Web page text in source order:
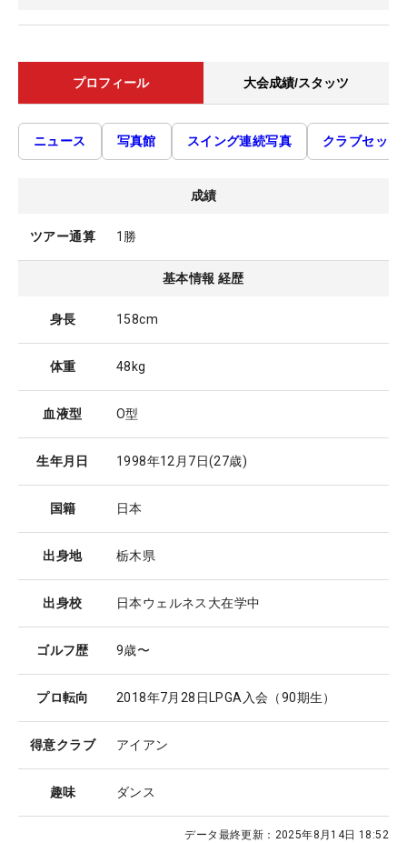
プロフィール 大会成績/スタッツ
ニュース 写真館 スイング連続写真 クラブセッテ
成績
ツアー通算 1勝
基本情報 経歴
身長 158cm
体重 48kg
血液型 O型
生年月日 1998年12月7日(27歳)
国籍 日本
出身地 栃木県
出身校 日本ウェルネス大在学中
ゴルフ歴 9歳〜
プロ転向 2018年7月28日LPGA入会（90期生）
得意クラブ アイアン
趣味 ダンス
データ最終更新： 2025年8月14日 18:52